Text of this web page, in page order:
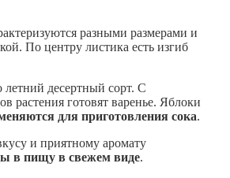
разными размерами и
По центру листика есть изгиб
десертный сорт. С
растения готовят варенье. Яблоки
для приготовления сока.
и приятному аромату
в пищу в свежем виде.